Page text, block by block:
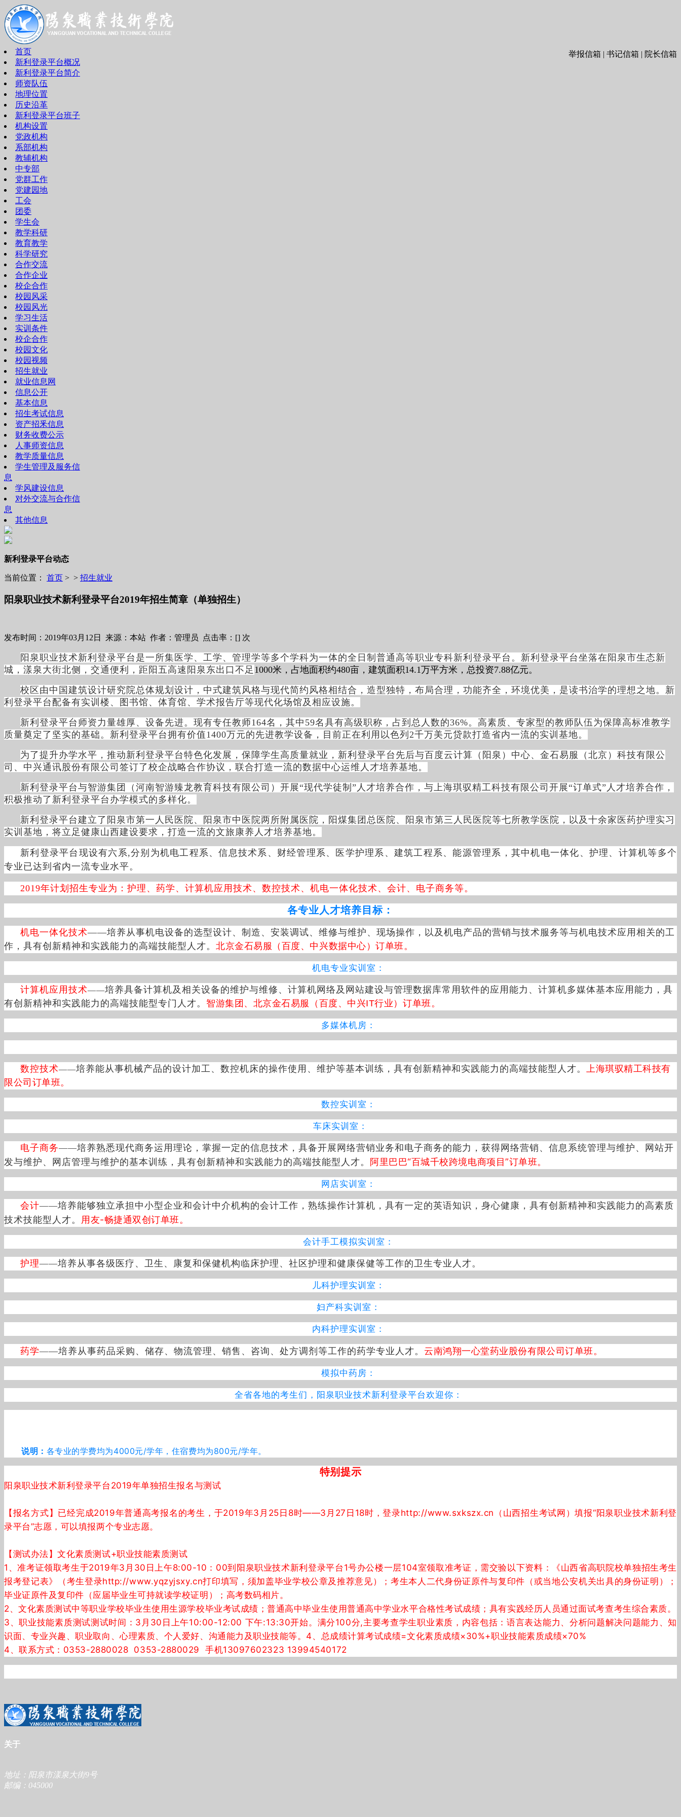
举报信箱 | 书记信箱 | 院长信箱
首页
新利登录平台概况
新利登录平台简介
师资队伍
地理位置
历史沿革
新利登录平台班子
机构设置
党政机构
系部机构
教辅机构
中专部
党群工作
党建园地
工会
团委
学生会
教学科研
教育教学
科学研究
合作交流
合作企业
校企合作
校园风采
校园风光
学习生活
实训条件
校企合作
校园文化
校园视频
招生就业
就业信息网
信息公开
基本信息
招生考试信息
资产招釆信息
财务收费公示
人事师资信息
教学质量信息
学生管理及服务信
息
学风建设信息
对外交流与合作信
息
其他信息
新利登录平台动态
当前位置： 首页 > > 招生就业
阳泉职业技术新利登录平台2019年招生简章（单独招生）
发布时间：2019年03月12日 来源：本站 作者：管理员 点击率：[] 次
阳泉职业技术新利登录平台是一所集医学、工学、管理学等多个学科为一体的全日制普通高等职业专科新利登录平台。新利登录平台坐落在阳泉市生态新
城，漾泉大街北侧，交通便利，距阳五高速阳泉东出口不足 1000米，占地面积约480亩，建筑面积14.1万平方米，总投资7.88亿元。
校区由中国建筑设计研究院总体规划设计，中式建筑风格与现代简约风格相结合，造型独特，布局合理，功能齐全，环境优美，是读书治学的理想之地。新
利登录平台配备有实训楼、图书馆、体育馆、学术报告厅等现代化场馆及相应设施。
新利登录平台师资力量雄厚、设备先进。现有专任教师164名，其中59名具有高级职称，占到总人数的36%。高素质、专家型的教师队伍为保障高标准教学
质量奠定了坚实的基础。新利登录平台拥有价值1400万元的先进教学设备，目前正在利用以色列2千万美元贷款打造省内一流的实训基地。
为了提升办学水平，推动新利登录平台特色化发展，保障学生高质量就业，新利登录平台先后与百度云计算（阳泉）中心、金石易服（北京）科技有限公
司、中兴通讯股份有限公司签订了校企战略合作协议，联合打造一流的数据中心运维人才培养基地。
新利登录平台与智游集团（河南智游臻龙教育科技有限公司）开展“现代学徒制”人才培养合作，与上海琪驭精工科技有限公司开展“订单式”人才培养合作，
积极推动了新利登录平台办学模式的多样化。
新利登录平台建立了阳泉市第一人民医院、阳泉市中医院两所附属医院，阳煤集团总医院、阳泉市第三人民医院等七所教学医院，以及十余家医药护理实习
实训基地，将立足健康山西建设要求，打造一流的文旅康养人才培养基地。
新利登录平台现设有六系,分别为机电工程系、信息技术系、财经管理系、医学护理系、建筑工程系、能源管理系，其中机电一体化、护理、计算机等多个
专业已达到省内一流专业水平。
2019年计划招生专业为：护理、药学、计算机应用技术、数控技术、机电一体化技术、会计、电子商务等。
各专业人才培养目标：
机电一体化技术——培养从事机电设备的选型设计、制造、安装调试、维修与维护、现场操作，以及机电产品的营销与技术服务等与机电技术应用相关的工
作，具有创新精神和实践能力的高端技能型人才。 北京金石易服（百度、中兴数据中心）订单班。
机电专业实训室：
计算机应用技术——培养具备计算机及相关设备的维护与维修、计算机网络及网站建设与管理数据库常用软件的应用能力、计算机多媒体基本应用能力，具
有创新精神和实践能力的高端技能型专门人才。 智游集团、北京金石易服（百度、中兴IT行业）订单班。
多媒体机房：
数控技术——培养能从事机械产品的设计加工、数控机床的操作使用、维护等基本训练，具有创新精神和实践能力的高端技能型人才。 上海琪驭精工科技有
限公司订单班。
数控实训室：
车床实训室：
电子商务——培养熟悉现代商务运用理论，掌握一定的信息技术，具备开展网络营销业务和电子商务的能力，获得网络营销、信息系统管理与维护、网站开
发与维护、网店管理与维护的基本训练，具有创新精神和实践能力的高端技能型人才。 阿里巴巴“百城千校跨境电商项目”订单班。
网店实训室：
会计——培养能够独立承担中小型企业和会计中介机构的会计工作，熟练操作计算机，具有一定的英语知识，身心健康，具有创新精神和实践能力的高素质
技术技能型人才。 用友-畅捷通双创订单班。
会计手工模拟实训室：
护理——培养从事各级医疗、卫生、康复和保健机构临床护理、社区护理和健康保健等工作的卫生专业人才。
儿科护理实训室：
妇产科实训室：
内科护理实训室：
药学——培养从事药品采购、储存、物流管理、销售、咨询、处方调剂等工作的药学专业人才。 云南鸿翔一心堂药业股份有限公司订单班。
模拟中药房：
全省各地的考生们，阳泉职业技术新利登录平台欢迎你：
说明： 各专业的学费均为4000元/学年，住宿费均为800元/学年。
特别提示
阳泉职业技术新利登录平台2019年单独招生报名与测试
【报名方式】已经完成2019年普通高考报名的考生，于2019年3月25日8时——3月27日18时，登录http://www.sxkszx.cn（山西招生考试网）填报“阳泉职业技术新利登
录平台”志愿，可以填报两个专业志愿。
【测试办法】文化素质测试+职业技能素质测试
1、准考证领取考生于2019年3月30日上午8:00-10：00到阳泉职业技术新利登录平台1号办公楼一层104室领取准考证，需交验以下资料：《山西省高职院校单独招生考生
报考登记表》（考生登录http://www.yqzyjsxy.cn打印填写，须加盖毕业学校公章及推荐意见）；考生本人二代身份证原件与复印件（或当地公安机关出具的身份证明）；
毕业证原件及复印件（应届毕业生可持就读学校证明）；高考数码相片。
2、文化素质测试中等职业学校毕业生使用生源学校毕业考试成绩；普通高中毕业生使用普通高中学业水平合格性考试成绩；具有实践经历人员通过面试考查考生综合素质。
3、职业技能素质测试测试时间：3月30日上午10:00-12:00 下午:13:30开始。满分100分,主要考查学生职业素质，内容包括：语言表达能力、分析问题解决问题能力、知
识面、专业兴趣、职业取向、心理素质、个人爱好、沟通能力及职业技能等。4、总成绩计算考试成绩=文化素质成绩×30%+职业技能素质成绩×70%
4、联系方式 ：0353-2880028 0353-2880029 手机13097602323 13994540172
关于
地址：阳泉市漾泉大街9号
邮编：045000